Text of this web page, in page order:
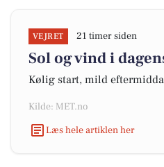
VEJRET 21 timer siden
Sol og vind i
Kølig start, mild
Kilde: MET.no
Læs hele artiklen her